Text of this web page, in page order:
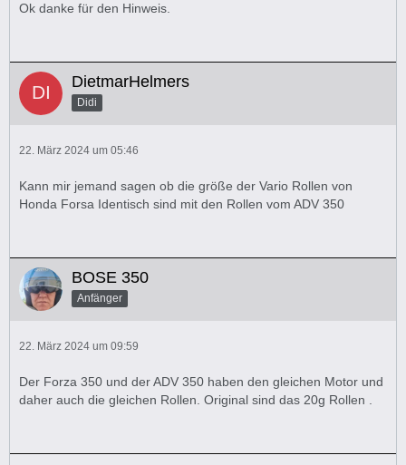
Ok danke für den Hinweis.
DietmarHelmers
Didi
22. März 2024 um 05:46
Kann mir jemand sagen ob die größe der Vario Rollen von
Honda Forsa Identisch sind mit den Rollen vom ADV 350
BOSE 350
Anfänger
22. März 2024 um 09:59
Der Forza 350 und der ADV 350 haben den gleichen Motor und
daher auch die gleichen Rollen. Original sind das 20g Rollen .